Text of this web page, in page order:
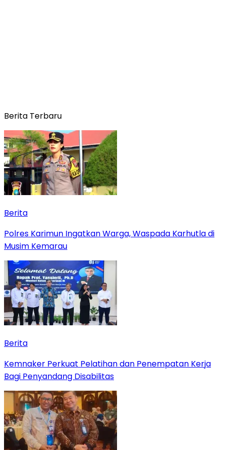
Berita Terbaru
Berita
Polres Karimun Ingatkan Warga, Waspada Karhutla di
Musim Kemarau
Berita
Kemnaker Perkuat Pelatihan dan Penempatan Kerja
Bagi Penyandang Disabilitas